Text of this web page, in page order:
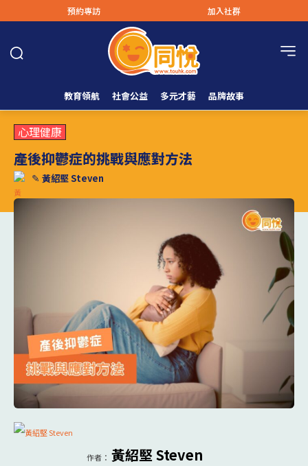
預約專訪 加入社群
教育領航 社會公益 多元才藝 品牌故事
心理健康
產後抑鬱症的挑戰與應對方法
✎ 黃紹堅 Steven
作者： 黃紹堅 Steven